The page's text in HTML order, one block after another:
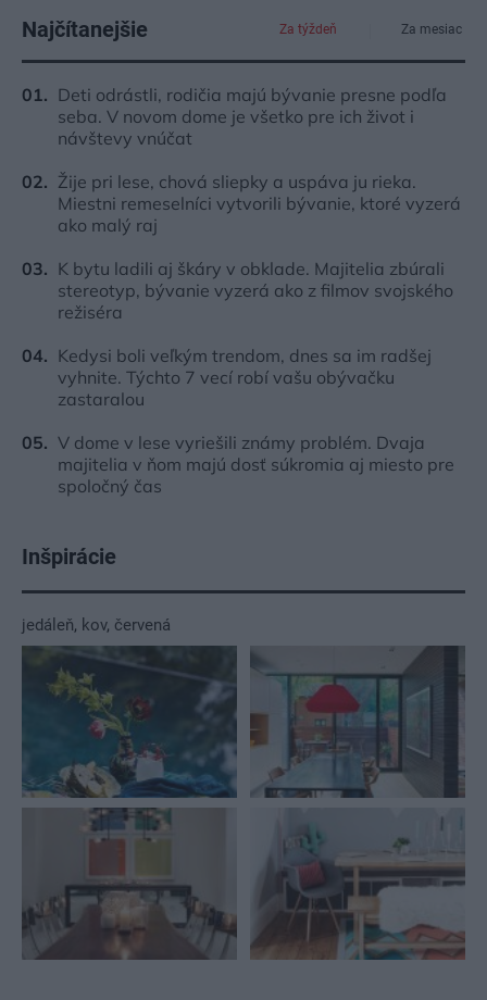
Najčítanejšie Za týždeň Za mesiac
Deti odrástli, rodičia majú bývanie presne podľa
seba. V novom dome je všetko pre ich život i
návštevy vnúčat
Žije pri lese, chová sliepky a uspáva ju rieka.
Miestni remeselníci vytvorili bývanie, ktoré vyzerá
ako malý raj
K bytu ladili aj škáry v obklade. Majitelia zbúrali
stereotyp, bývanie vyzerá ako z filmov svojského
režiséra
Kedysi boli veľkým trendom, dnes sa im radšej
vyhnite. Týchto 7 vecí robí vašu obývačku
zastaralou
V dome v lese vyriešili známy problém. Dvaja
majitelia v ňom majú dosť súkromia aj miesto pre
spoločný čas
Inšpirácie
jedáleň, kov, červená